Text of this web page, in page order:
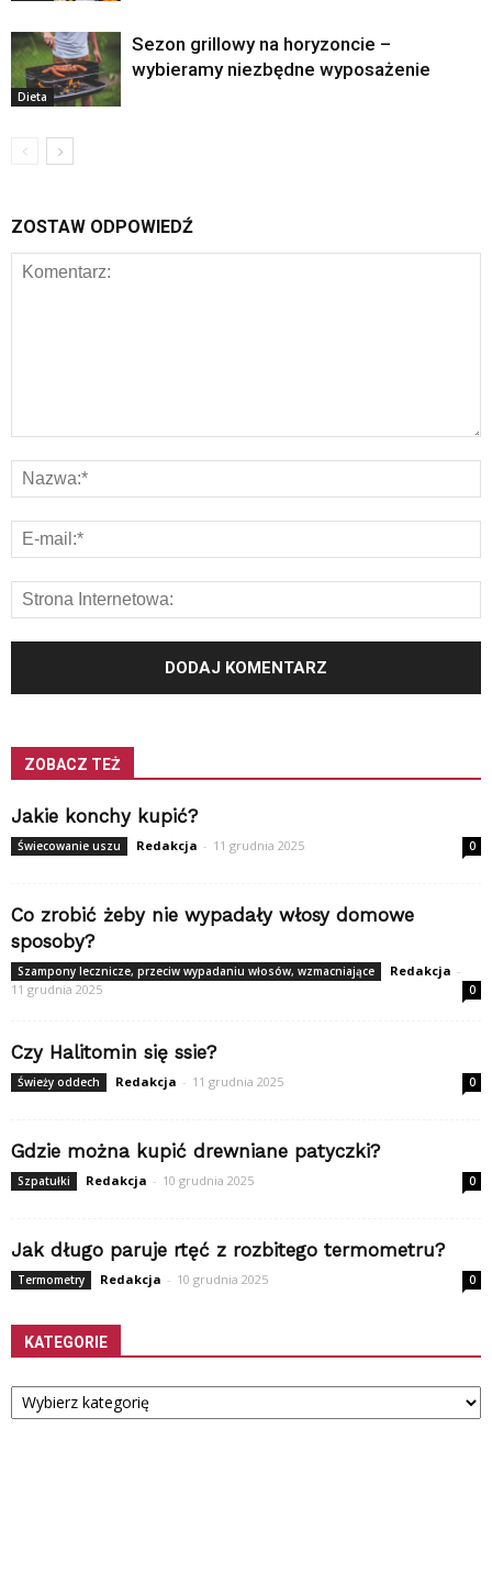
Dieta
Sezon grillowy na horyzoncie –
wybieramy niezbędne wyposażenie
ZOSTAW ODPOWIEDŹ
ZOBACZ TEŻ
Jakie konchy kupić?
Świecowanie uszu Redakcja - 11 grudnia 2025 0
Co zrobić żeby nie wypadały włosy domowe
sposoby?
Szampony lecznicze, przeciw wypadaniu włosów, wzmacniające Redakcja -
11 grudnia 2025
0
Czy Halitomin się ssie?
Świeży oddech Redakcja - 11 grudnia 2025 0
Gdzie można kupić drewniane patyczki?
Szpatułki Redakcja - 10 grudnia 2025 0
Jak długo paruje rtęć z rozbitego termometru?
Termometry Redakcja - 10 grudnia 2025 0
KATEGORIE
Kategorie